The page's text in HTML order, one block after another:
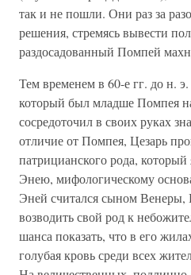
так и не пошли. Они раз за
решения, стремясь вывести
раздосадованный Помпей
Тем временем в 60-е гг. до н.
который был младше Помпея
сосредоточил в своих руках
отличие от Помпея, Цезарь
патрицианского рода,
Энею, мифологическому
Эней считался сыном Венеры,
возводить свой род к
шанса показать, что в его
голубая кровь среди всех